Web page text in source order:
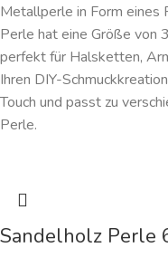
Metallperle in Form
Perle hat eine Größe von
perfekt für Halsketten,
Ihren DIY-
Touch und passt zu
Perle.
Sandelholz Perle